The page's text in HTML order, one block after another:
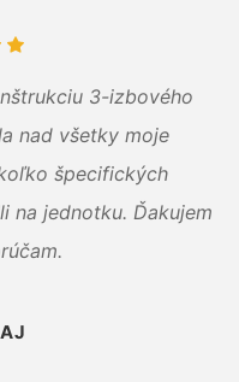
3-izbového
nad všetky moje
špecifických
na jednotku. Ďakujem